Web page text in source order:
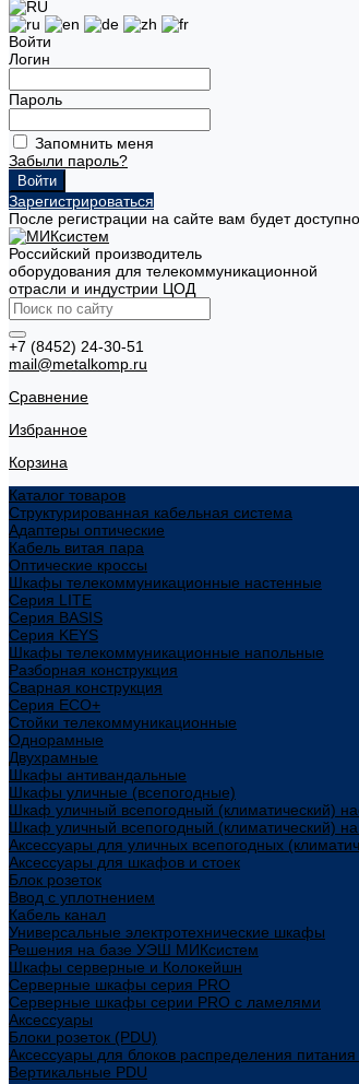
Войти
Логин
Пароль
Запомнить меня
Забыли пароль?
Зарегистрироваться
После регистрации на сайте вам будет
Российский производитель
оборудования для телекоммуникационной
отрасли и индустрии ЦОД
+7 (8452) 24-30-51
mail@metalkomp.ru
Сравнение
Избранное
Корзина
Каталог товаров
Структурированная кабельная система
Адаптеры оптические
Кабель витая пара
Оптические кроссы
Шкафы телекоммуникационные настенные
Cерия LITE
Cерия BASIS
Cерия KEYS
Шкафы телекоммуникационные напольные
Разборная конструкция
Сварная конструкция
Серия ECO+
Стойки телекоммуникационные
Однорамные
Двухрамные
Шкафы антивандальные
Шкафы уличные (всепогодные)
Шкаф уличный всепогодный (климатический)
Шкаф уличный всепогодный (климатический)
Аксессуары для уличных всепогодных
Аксессуары для шкафов и стоек
Блок розеток
Ввод с уплотнением
Кабель канал
Универсальные электротехнические шкафы
Решения на базе УЭШ МИКсистем
Шкафы серверные и Колокейшн
Серверные шкафы серия PRO
Серверные шкафы серии PRO с ламелями
Аксессуары
Блоки розеток (PDU)
Аксессуары для блоков распределения питания
Вертикальные PDU